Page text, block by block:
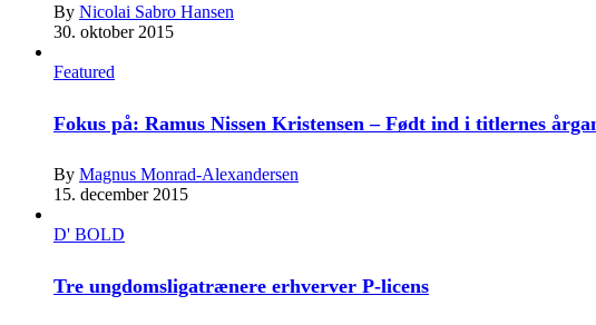
By Nicolai Sabro Hansen
30. oktober 2015
Featured
Fokus på: Ramus Nissen Kristensen – Født ind i titlernes
By Magnus Monrad-Alexandersen
15. december 2015
D' BOLD
Tre ungdomsligatrænere erhverver P-licens